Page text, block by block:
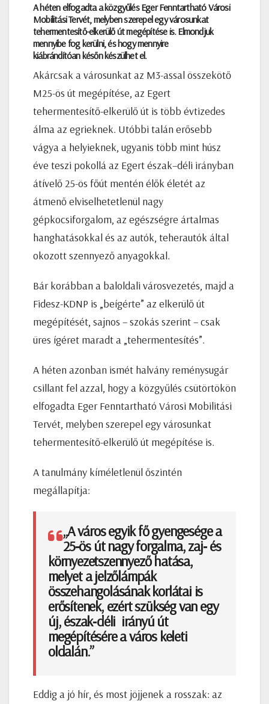
A héten elfogadta a közgyűlés Eger Fenntartható Városi
Mobilitási Tervét, melyben szerepel egy városunkat
tehermentesítő-elkerülő út megépítése is. Elmondjuk
mennyibe fog kerülni, és hogy mennyire
kiábrándítóan későn készülhet el.
Akárcsak a városunkat az M3-assal összekötő
M25-ös út megépítése, az Egert
tehermentesítő-elkerülő út is több évtizedes
álma az egrieknek. Utóbbi talán erősebb
vágya a helyieknek, ugyanis több mint húsz
éve teszi pokollá az Egert észak–déli irányban
átívelő 25-ös főút mentén élők életét az
átmenő elviselhetetlenül nagy
gépkocsiforgalom, az egészségre ártalmas
hanghatásokkal és az autók, teherautók által
okozott szennyező anyagokkal.
Bár korábban a baloldali városvezetés, majd a
Fidesz-KDNP is „beígérte” az elkerülő út
megépítését, sajnos – szokás szerint – csak
üres ígéret maradt a „tehermentesítés”.
A héten azonban ismét halvány reménysugár
csillant fel azzal, hogy a közgyűlés csütörtökön
elfogadta Eger Fenntartható Városi Mobilitási
Tervét, melyben szerepel egy városunkat
tehermentesítő-elkerülő út megépítése is.
A tanulmány kíméletlenül őszintén
megállapítja:
„A város egyik fő gyengesége a
25‐ös út nagy forgalma, zaj‐ és
környezetszennyező hatása,
melyet a jelzőlámpák
összehangolásának korlátai is
erősítenek, ezért szükség van egy
új, észak‐déli irányú út
megépítésére a város keleti
oldalán.”
Eddig a jó hír, és most jöjjenek a rosszak: az